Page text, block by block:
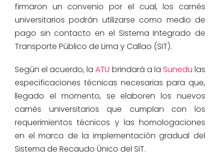
firmaron un convenio por el cual, los carnés
universitarios podrán utilizarse como medio de
pago sin contacto en el Sistema Integrado de
Transporte Público de Lima y Callao (SIT).
Según el acuerdo, laATU brindará a la Sunedu las
especificaciones técnicas necesarias para que,
llegado el momento, se elaboren los nuevos
carnés universitarios que cumplan con los
requerimientos técnicos y las homologaciones
en el marco de la implementación gradual del
Sistema de Recaudo Único del SIT.